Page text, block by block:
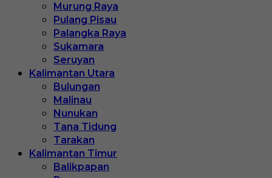
Murung Raya
Pulang Pisau
Palangka Raya
Sukamara
Seruyan
Kalimantan Utara
Bulungan
Malinau
Nunukan
Tana Tidung
Tarakan
Kalimantan Timur
Balikpapan